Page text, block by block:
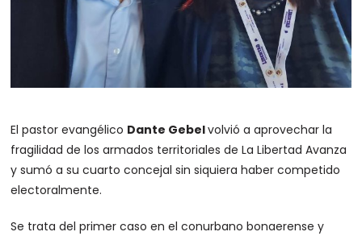
El pastor evangélico Dante Gebelvolvió a aprovechar la
fragilidad de los armados territoriales de La Libertad Avanza
y sumó a su cuarto concejal sin siquiera haber competido
electoralmente.
Se trata del primer caso en el conurbano bonaerense y